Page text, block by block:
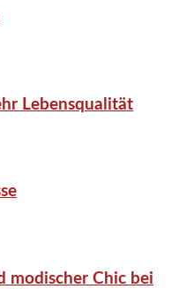
Lebensqualität
modischer Chic bei